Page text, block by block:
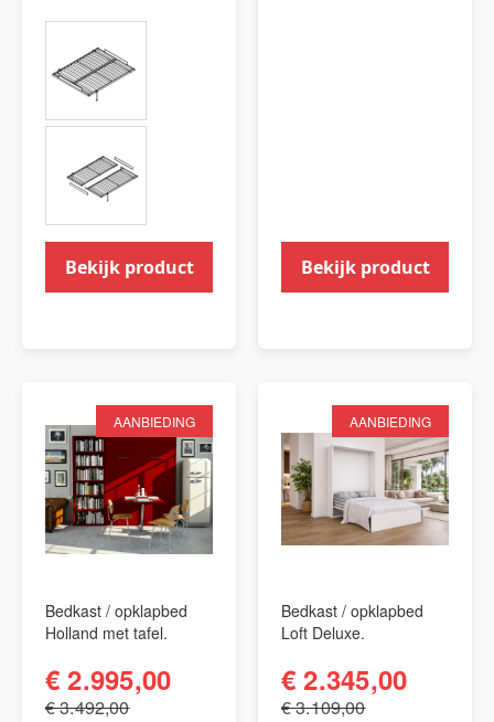
Bekijk product Bekijk product
AANBIEDING
Bedkast / opklapbed
Holland met tafel.
€ 2.995,00
€ 3.492,00
AANBIEDING
Bedkast / opklapbed
Loft Deluxe.
€ 2.345,00
€ 3.109,00